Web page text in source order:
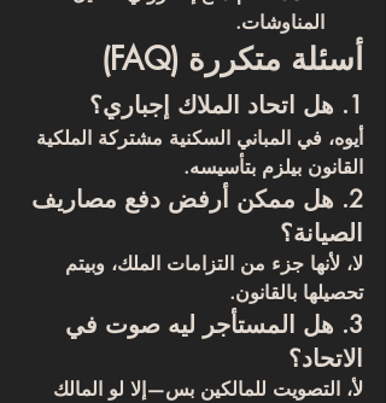
المناوشات.
أسئلة متكررة (FAQ)
1. هل اتحاد الملاك إجباري؟
أيوه، في المباني السكنية مشتركة الملكية
القانون بيلزم بتأسيسه.
2. هل ممكن أرفض دفع مصاريف
الصيانة؟
لا، لأنها جزء من التزامات الملك، وبيتم
تحصيلها بالقانون.
3. هل المستأجر ليه صوت في
الاتحاد؟
لأ، التصويت للمالكين بس—إلا لو المالك